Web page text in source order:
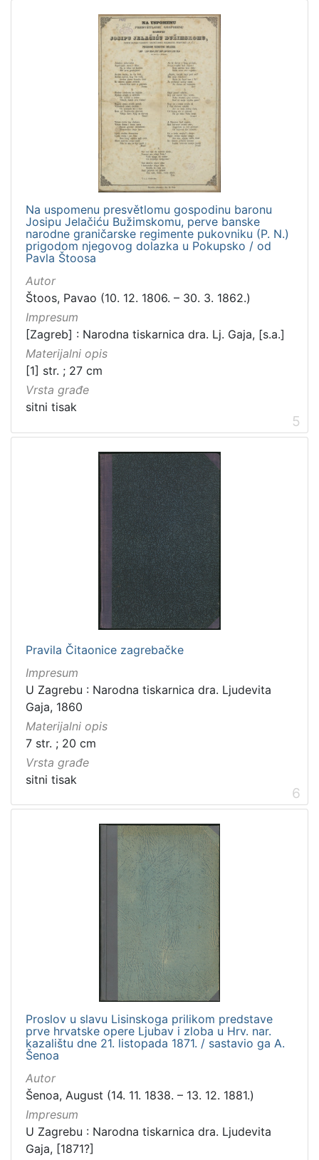
Na uspomenu presvětlomu gospodinu baronu
Josipu Jelačiću Bužimskomu, perve banske
narodne graničarske regimente pukovniku (P. N.)
prigodom njegovog dolazka u Pokupsko / od
Pavla Štoosa
Autor
Štoos, Pavao (10. 12. 1806. – 30. 3. 1862.)
Impresum
[Zagreb] : Narodna tiskarnica dra. Lj. Gaja, [s.a.]
Materijalni opis
[1] str. ; 27 cm
Vrsta građe
sitni tisak
5
Pravila Čitaonice zagrebačke
Impresum
U Zagrebu : Narodna tiskarnica dra. Ljudevita
Gaja, 1860
Materijalni opis
7 str. ; 20 cm
Vrsta građe
sitni tisak
6
Proslov u slavu Lisinskoga prilikom predstave
prve hrvatske opere Ljubav i zloba u Hrv. nar.
kazalištu dne 21. listopada 1871. / sastavio ga A.
Šenoa
Autor
Šenoa, August (14. 11. 1838. – 13. 12. 1881.)
Impresum
U Zagrebu : Narodna tiskarnica dra. Ljudevita
Gaja, [1871?]